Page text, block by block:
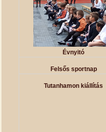
Évnyitó
Felsős sportnap
Tutanhamon kiállítás